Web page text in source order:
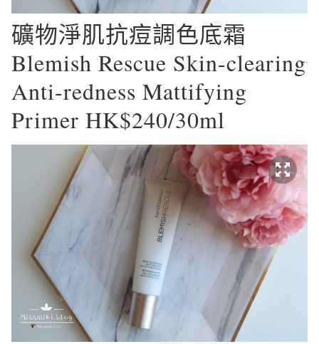
礦物淨肌抗痘調色底霜
Blemish Rescue Skin-clearing
Anti-redness Mattifying
Primer HK$240/30ml